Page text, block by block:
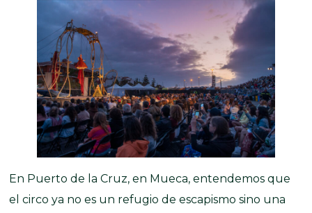
En Puerto de la Cruz, en Mueca, entendemos que
el circo ya no es un refugio de escapismo sino una